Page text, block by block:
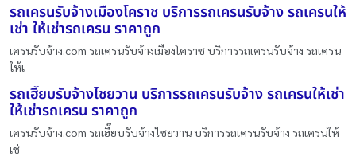
รถเครนรับจ้างเมืองโคราช บริการรถเครนรับจ้าง รถเครนให้
เช่า ให้เช่ารถเครน ราคาถูก
เครนรับจ้าง.com รถเครนรับจ้างเมืองโคราช บริการรถเครนรับจ้าง รถเครน
ให้เ
รถเฮี๊ยบรับจ้างไชยวาน บริการรถเครนรับจ้าง รถเครนให้เช่า
ให้เช่ารถเครน ราคาถูก
เครนรับจ้าง.com รถเฮี๊ยบรับจ้างไชยวาน บริการรถเครนรับจ้าง รถเครนให้
เช่